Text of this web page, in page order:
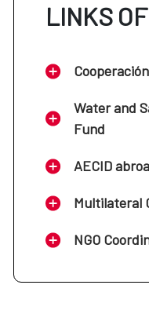
LINKS
Water and
Fund
AECID
Multilateral
NGO